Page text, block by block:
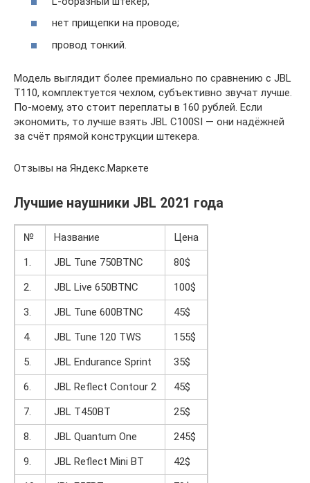
нет прищепки на проводе;
провод тонкий.
Модель выглядит более премиально по сравнению с JBL
T110, комплектуется чехлом, субъективно звучат лучше.
По-моему, это стоит переплаты в 160 рублей. Если
экономить, то лучше взять JBL C100SI — они надёжней
за счёт прямой конструкции штекера.
Отзывы на Яндекс.Маркете
Лучшие наушники JBL 2021 года
№ Название
Цена
1.
JBL Tune 750BTNC
80$
2.
JBL Live 650BTNC
100$
3.
JBL Tune 600BTNC
45$
4.
JBL Tune 120 TWS
155$
5.
JBL Endurance Sprint
35$
6.
JBL Reflect Contour 2
45$
7.
JBL T450BT
25$
8.
JBL Quantum One
245$
9.
JBL Reflect Mini BT
42$